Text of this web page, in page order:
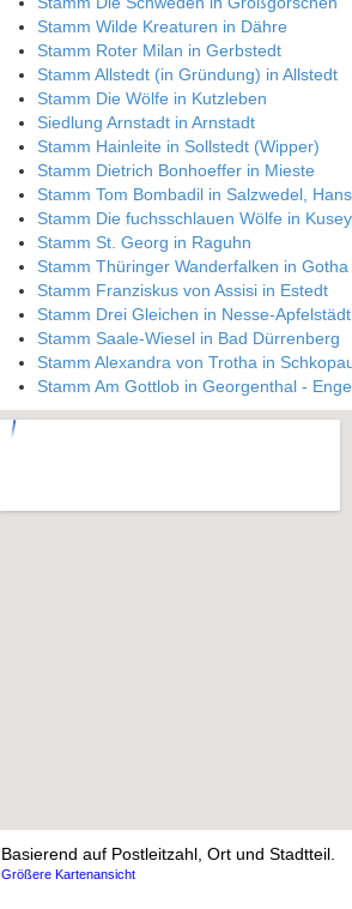
Stamm Wilde Kreaturen in Dähre
Stamm Roter Milan in Gerbstedt
Stamm Allstedt (in Gründung) in Allstedt
Stamm Die Wölfe in Kutzleben
Siedlung Arnstadt in Arnstadt
Stamm Hainleite in Sollstedt (Wipper)
Stamm Dietrich Bonhoeffer in Mieste
Stamm Tom Bombadil in Salzwedel,
Stamm Die fuchsschlauen Wölfe in Kusey
Stamm St. Georg in Raguhn
Stamm Thüringer Wanderfalken in Gotha
Stamm Franziskus von Assisi in Estedt
Stamm Drei Gleichen in Nesse-
Stamm Saale-Wiesel in Bad Dürrenberg
Stamm Alexandra von Trotha in
Stamm Am Gottlob in Georgenthal -
Basierend auf Postleitzahl, Ort und Stadtteil.
Größere Kartenansicht